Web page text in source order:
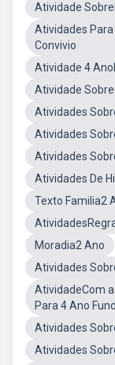
Atividade
Atividades Para
Convivio
Atividade 4
Atividade
Atividades
Atividades
Atividades
Atividades De
Texto Familia2
Moradia2 Ano
Atividades
AtividadeCom
Para 4 Ano
Atividades
Atividades